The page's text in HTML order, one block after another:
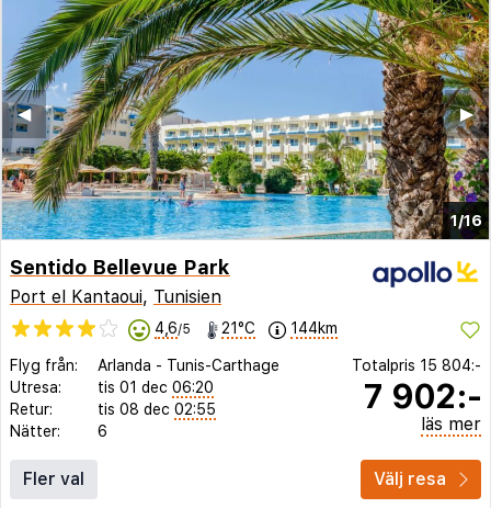
1/16
▶︎
◀︎
Sentido Bellevue Park
Port el Kantaoui, Tunisien
4,6/5 21°C 144km
Flyg från: Arlanda - Tunis-Carthage
Utresa:
tis 01 dec 06:20
Retur:
tis 08 dec 02:55
Nätter:
6
Totalpris 15 804:-
7 902:-
läs mer
Fler val Välj resa